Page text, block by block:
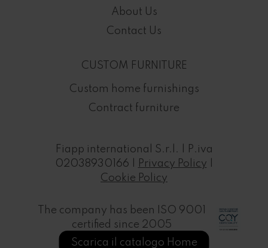
About Us
Contact Us
CUSTOM FURNITURE
Custom home furnishings
Contract furniture
Fiapp international S.r.l. | P.iva
02038930166 |
Privacy Policy
Cookie Policy
The company has been ISO 9001
certified since 2005
Scarica il catalogo Home